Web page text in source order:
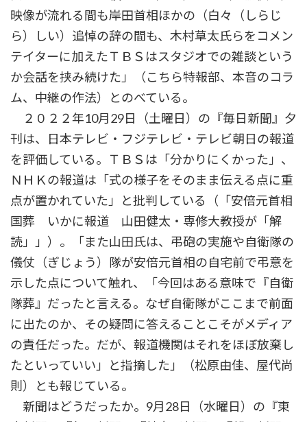
映像が流れる間も岸田首相ほかの（白々（しらじ
ら）しい）追悼の辞の間も、木村草太氏らをコメン
テイターに加えたＴＢＳはスタジオでの雑談という
か会話を挟み続けた」（こちら特報部、本音のコラ
ム、中継の作法）とのべている。
２０２２年10月29日（土曜日）の『毎日新聞』夕
刊は、日本テレビ・フジテレビ・テレビ朝日の報道
を評価している。ＴＢＳは「分かりにくかった」、
ＮＨＫの報道は「式の様子をそのまま伝える点に重
点が置かれていた」と批判している（「安倍元首相
国葬 いかに報道 山田健太・専修大教授が「解
読」」）。「また山田氏は、弔砲の実施や自衛隊の
儀仗（ぎじょう）隊が安倍元首相の自宅前で弔意を
示した点について触れ、「今回はある意味で『自衛
隊葬』だったと言える。なぜ自衛隊がここまで前面
に出たのか、その疑問に答えることこそがメディア
の責任だった。だが、報道機関はそれをほぼ放棄し
たといっていい」と指摘した」（松原由佳、屋代尚
則）とも報じている。
新聞はどうだったか。9月28日（水曜日）の『東